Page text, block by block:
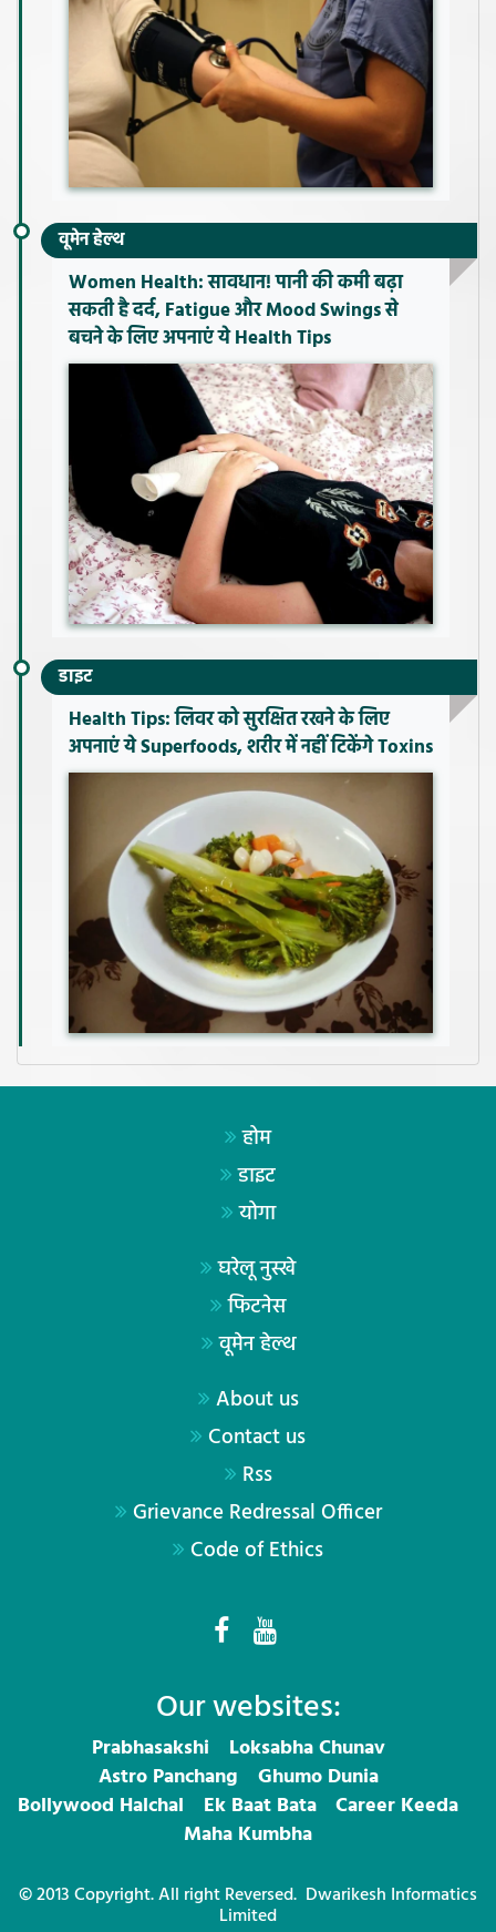
वूमेन हेल्थ
Women Health: सावधान! पानी की कमी बढ़ा
सकती है दर्द, Fatigue और Mood Swings से
बचने के लिए अपनाएं ये Health Tips
डाइट
Health Tips: लिवर को सुरक्षित रखने के लिए
अपनाएं ये Superfoods, शरीर में नहीं टिकेंगे Toxins
होम
डाइट
योगा
घरेलू नुस्खे
फिटनेस
वूमेन हेल्थ
About us
Contact us
Rss
Grievance Redressal Officer
Code of Ethics
Our websites:
Prabhasakshi
Loksabha Chunav
Astro Panchang
Ghumo Dunia
Bollywood Halchal
Ek Baat Bata
Career Keeda
Maha Kumbha
© 2013 Copyright. All right Reversed. Dwarikesh Informatics
Limited